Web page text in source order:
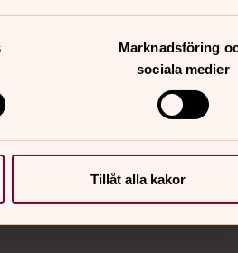
Marknadsföring
sociala medier
Tillåt alla kakor